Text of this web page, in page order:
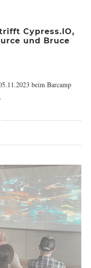
Cypress.IO,
und Bruce
beim Barcamp